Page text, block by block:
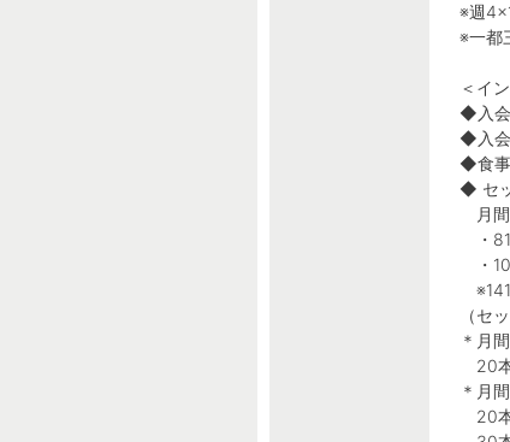
※週
※一都
＜イ
◆入会
◆入会
◆食事
◆ セ
月間
・
・
（セ
＊月
20
＊月
20